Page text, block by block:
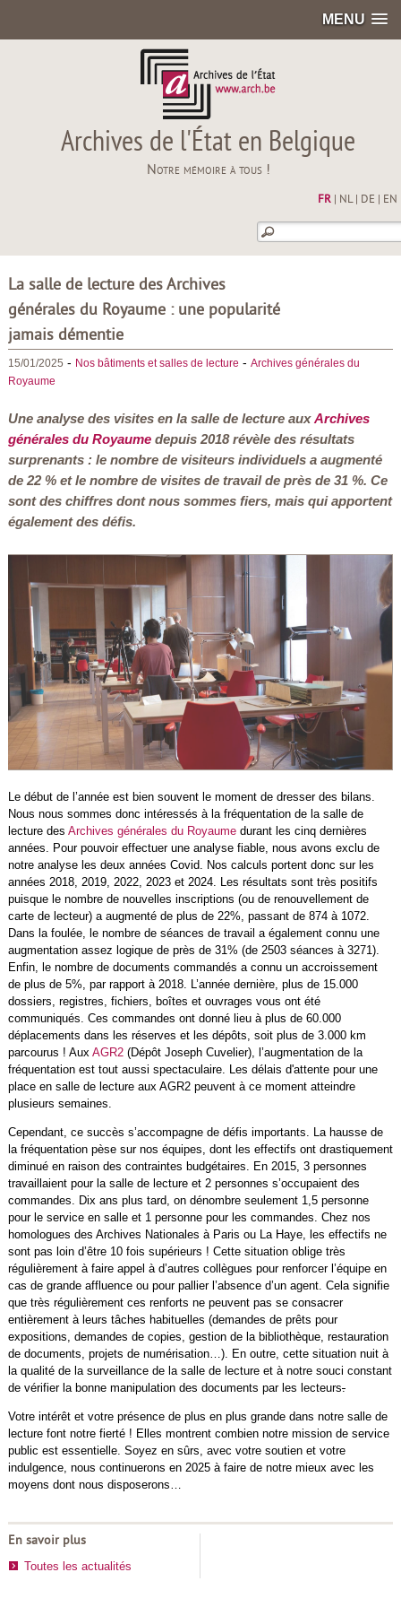
MENU
Archives de l'État en Belgique
Notre mémoire à tous !
FR| NL| DE EN
La salle de lecture des Archives
générales du Royaume : une popularité
jamais démentie
15/01/2025 - Nos bâtiments et salles de lecture - Archives générales du
Royaume
Une analyse des visites en la salle de lecture auxArchives
générales du Royaumedepuis 2018 révèle des résultats
surprenants : le nombre de visiteurs individuels a augmenté
de 22 % et le nombre de visites de travail de près de 31 %. Ce
sont des chiffres dont nous sommes fiers, mais qui apportent
également des défis.
Le début de l’année est bien souvent le moment de dresser des bilans.
Nous nous sommes donc intéressés à la fréquentation de la salle de
lecture des Archives générales du Royaumedurant les cinq dernières
années. Pour pouvoir effectuer une analyse fiable, nous avons exclu de
notre analyse les deux années Covid. Nos calculs portent donc sur les
années 2018, 2019, 2022, 2023 et 2024. Les résultats sont très positifs
puisque le nombre de nouvelles inscriptions (ou de renouvellement de
carte de lecteur) a augmenté de plus de 22%, passant de 874 à 1072.
Dans la foulée, le nombre de séances de travail a également connu une
augmentation assez logique de près de 31% (de 2503 séances à 3271).
Enfin, le nombre de documents commandés a connu un accroissement
de plus de 5%, par rapport à 2018. L’année dernière, plus de 15.000
dossiers, registres, fichiers, boîtes et ouvrages vous ont été
communiqués. Ces commandes ont donné lieu à plus de 60.000
déplacements dans les réserves et les dépôts, soit plus de 3.000 km
parcourus ! Aux AGR2(Dépôt Joseph Cuvelier), l’augmentation de la
fréquentation est tout aussi spectaculaire. Les délais d'attente pour une
place en salle de lecture aux AGR2 peuvent à ce moment atteindre
plusieurs semaines.
Cependant, ce succès s’accompagne de défis importants. La hausse de
la fréquentation pèse sur nos équipes, dont les effectifs ont drastiquement
diminué en raison des contraintes budgétaires. En 2015, 3 personnes
travaillaient pour la salle de lecture et 2 personnes s’occupaient des
commandes. Dix ans plus tard, on dénombre seulement 1,5 personne
pour le service en salle et 1 personne pour les commandes. Chez nos
homologues des Archives Nationales à Paris ou La Haye, les effectifs ne
sont pas loin d’être 10 fois supérieurs ! Cette situation oblige très
régulièrement à faire appel à d’autres collègues pour renforcer l’équipe en
cas de grande affluence ou pour pallier l’absence d’un agent. Cela signifie
que très régulièrement ces renforts ne peuvent pas se consacrer
entièrement à leurs tâches habituelles (demandes de prêts pour
expositions, demandes de copies, gestion de la bibliothèque, restauration
de documents, projets de numérisation…). En outre, cette situation nuit à
la qualité de la surveillance de la salle de lecture et à notre souci constant
de vérifier la bonne manipulation des documents par les lecteurs.
Votre intérêt et votre présence de plus en plus grande dans notre salle de
lecture font notre fierté ! Elles montrent combien notre mission de service
public est essentielle. Soyez en sûrs, avec votre soutien et votre
indulgence, nous continuerons en 2025 à faire de notre mieux avec les
moyens dont nous disposerons…
En savoir plus
Toutes les actualités